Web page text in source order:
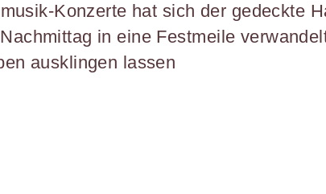
Konzerte hat sich der gedeckte
in eine Festmeile
ausklingen lassen